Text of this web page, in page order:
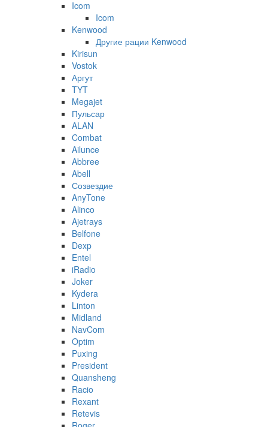
Icom
Icom
Kenwood
Другие рации Kenwood
Kirisun
Vostok
Аргут
TYT
Megajet
Пульсар
ALAN
Combat
Ailunce
Abbree
Abell
Созвездие
AnyTone
Alinco
Ajetrays
Belfone
Dexp
Entel
iRadio
Joker
Kydera
Linton
Midland
NavCom
Optim
Puxing
President
Quansheng
Racio
Rexant
Retevis